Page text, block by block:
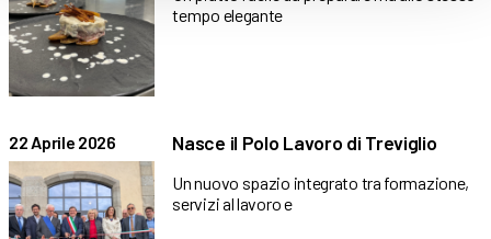
tempo elegante
22 Aprile 2026 Nasce il Polo Lavoro di Treviglio
Un nuovo spazio integrato tra formazione,
servizi al lavoro e